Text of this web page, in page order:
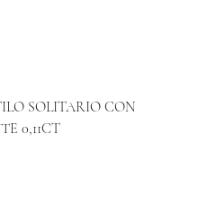
SOLITARIO CON
0,11CT